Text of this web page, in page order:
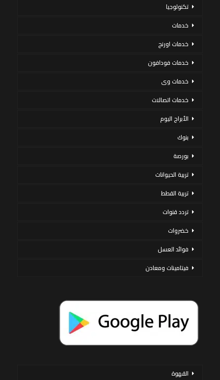
تكنولوجيا
خدمات
خدمات اورنج
خدمات فودافون
خدمات وى
خدمات اتصالات
الأبراج اليوم
بنوك
بورصة
تربية الحيوانات
تربية القطط
تردد قنوات
خضروات
فوائد العسل
فيتامينات ومعادن
القهوة